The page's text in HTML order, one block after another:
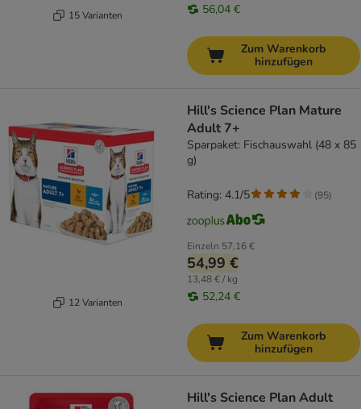
15 Varianten 56,04 €
Zum Warenkorb
hinzufügen
12 Varianten
Hill's Science Plan Mature
Adult 7+
Sparpaket: Fischauswahl (48 x 85
g)
Einzeln 57,16 €
54,99 €
13,48 € / kg
52,24 €
Rating: 4.1/5 (95)
Zum Warenkorb
hinzufügen
Hill's Science Plan Adult